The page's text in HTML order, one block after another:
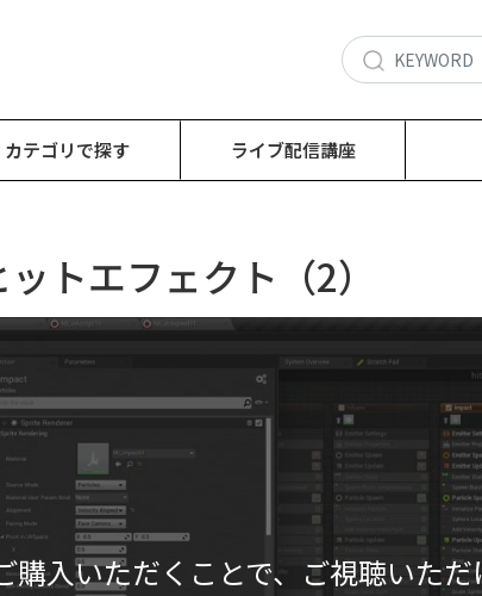
カテゴリで探す ライブ配信講座
トエフェクト（2）
購入いただくことで、ご視聴いた